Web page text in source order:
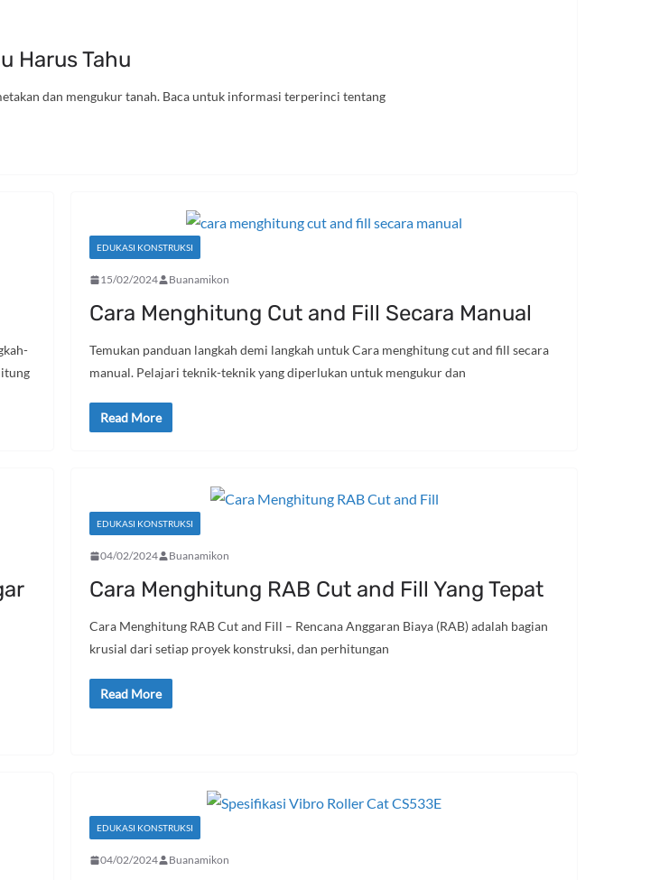
Harus Tahu
dan mengukur tanah. Baca untuk informasi terperinci tentang
EDUKASI KONSTRUKSI
15/02/2024 Buanamikon
Cara Menghitung Cut and Fill Secara Manual
Temukan panduan langkah demi langkah untuk Cara menghitung cut and fill secara
manual. Pelajari teknik-teknik yang diperlukan untuk mengukur dan
Read More
EDUKASI KONSTRUKSI
04/02/2024 Buanamikon
Cara Menghitung RAB Cut and Fill Yang Tepat
Cara Menghitung RAB Cut and Fill – Rencana Anggaran Biaya (RAB) adalah bagian
krusial dari setiap proyek konstruksi, dan perhitungan
Read More
EDUKASI KONSTRUKSI
04/02/2024 Buanamikon